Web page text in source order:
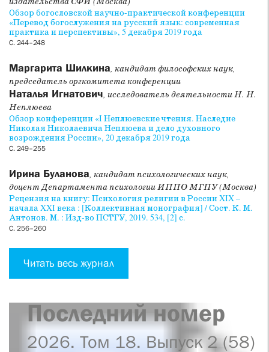
Обзор богословской научно-практической конференции
«Перевод богослужения на русский язык: современная
практика и перспективы», 5 декабря 2019 года
С. 244–248
Маргарита Шилкина, кандидат философских наук,
председатель оргкомитета конференции
Наталья Игнатович, исследователь деятельности Н. Н.
Неплюева
Обзор конференции «I Неплюевские чтения. Наследие
Николая Николаевича Неплюева и дело духовного
возрождения России», 20 декабря 2019 года
С. 249–255
Ирина Буланова, кандидат психологических наук,
доцент Департамента психологии ИППО МГПУ (Москва)
Рецензия на книгу: Психология религии в России XIX –
начала XXI века : [Коллективная монография] / Сост. К. М.
Антонов. М. : Изд-во ПСТГУ, 2019. 534, [2] с.
С. 256–260
Читать весь журнал
Последний номер
2026. Том 18. Выпуск 2 (58)